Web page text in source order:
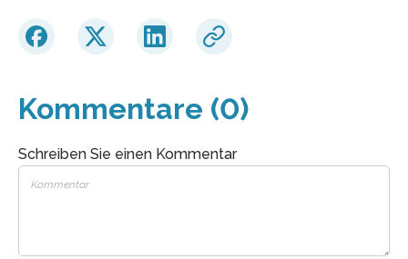
Kommentare (0)
Schreiben Sie einen Kommentar